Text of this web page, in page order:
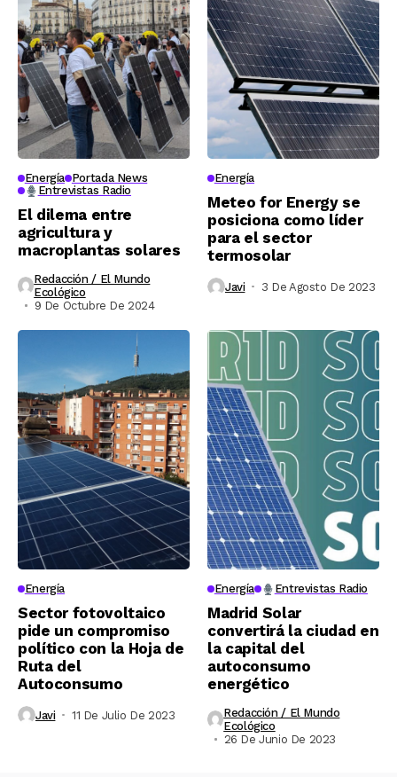
Energía Portada News
Entrevistas Radio
El dilema entre
agricultura y
macroplantas solares
Redacción / El Mundo
Ecológico
9 De Octubre De 2024
Energía
Meteo for Energy se
posiciona como líder
para el sector
termosolar
Javi 3 De Agosto De 2023
Energía
Sector fotovoltaico
pide un compromiso
político con la Hoja de
Ruta del
Autoconsumo
Javi 11 De Julio De 2023
Energía Entrevistas Radio
Madrid Solar
convertirá la ciudad en
la capital del
autoconsumo
energético
Redacción / El Mundo
Ecológico
26 De Junio De 2023